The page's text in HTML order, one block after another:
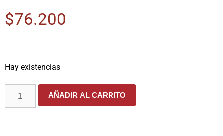
$76.200
Hay existencias
AÑADIR AL CARRITO